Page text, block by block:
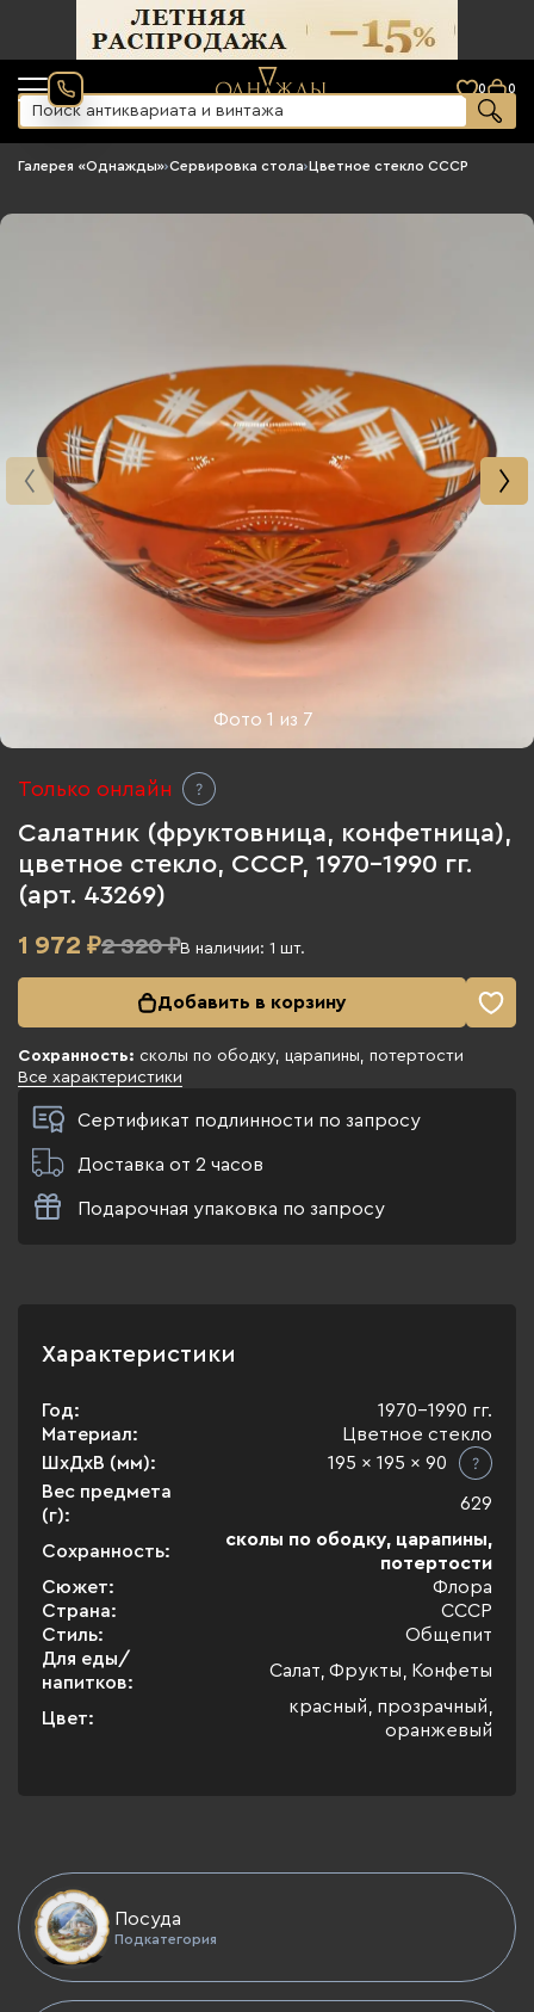
0 0
Галерея «Однажды»›Сервировка стола›Цветное стекло СССР
Фото1 из 7
Только онлайн
Салатник (фруктовница, конфетница),
цветное стекло, СССР, 1970-1990 гг.
(арт. 43269)
1 972 ₽2 320 ₽В наличии: 1 шт.
Добавить в корзину
Сохранность: сколы по ободку, царапины, потертости
Все характеристики
Сертификат подлинности по запросу
Доставка от 2 часов
Подарочная упаковка по запросу
Характеристики
Год:
1970-1990 гг.
Материал:
Цветное стекло
ШхДхВ (мм):
195 x 195 x 90
Вес предмета
(г):
629
Сохранность:
сколы по ободку, царапины,
потертости
Сюжет:
Флора
Страна:
СССР
Стиль:
Общепит
Для еды/
напитков:
Салат, Фрукты, Конфеты
Цвет:
красный, прозрачный,
оранжевый
Посуда
Подкатегория